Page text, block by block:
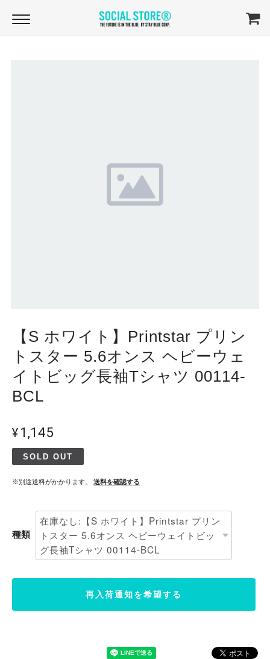
【S ホワイト】Printstar プリン
トスター 5.6オンス ヘビーウェ
イトビッグ長袖Tシャツ 00114-
BCL
¥1,145
SOLD OUT
※別途送料がかかります。 送料を確認する
種類
再入荷通知を希望する